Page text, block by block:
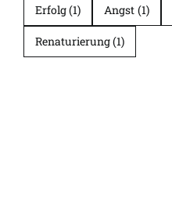
Erfolg(1) Angst (1)
Renaturierung(1)